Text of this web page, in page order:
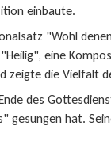
einbaute.
"Wohl
eine
zeigte die Vielfalt
des
gesungen hat.